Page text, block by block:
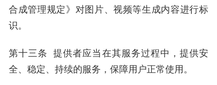
合成管理规定》对图片、视频等生成内容进行标
识。
第十三条 提供者应当在其服务过程中，提供安
全、稳定、持续的服务，保障用户正常使用。